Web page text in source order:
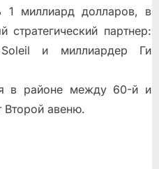
1 миллиард долларов, в
партнер:
и миллиардер Ги
в районе между 60-й и
Второй авеню.